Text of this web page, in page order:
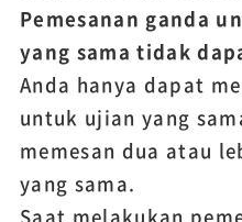
Pemesanan ganda
yang sama tidak
Anda hanya dapat
untuk ujian yang
memesan dua atau
yang sama.
Saat melakukan